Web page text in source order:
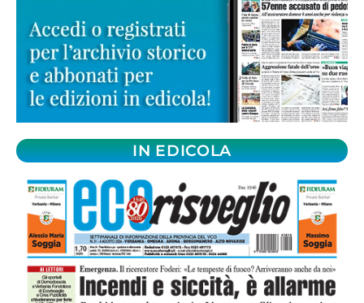
IN EDICOLA